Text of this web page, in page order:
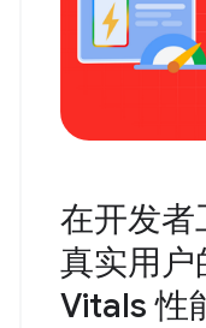
在开发者
真实用
Vitals 性